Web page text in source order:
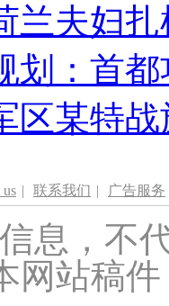
兰夫妇
划：首
区某特
| 联系我们 | 广告服务
息，不
网站稿